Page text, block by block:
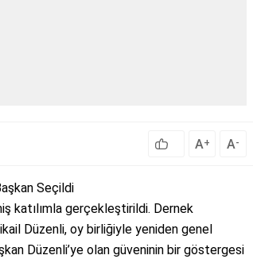
A+ A-
Seçildi
katılımla gerçekleştirildi. Dernek
Düzenli, oy birliğiyle yeniden genel
Düzenli’ye olan güveninin bir göstergesi